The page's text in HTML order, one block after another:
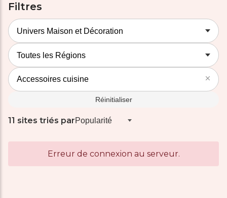
Filtres
Réinitialiser
11 sites triés par
Erreur de connexion au serveur.